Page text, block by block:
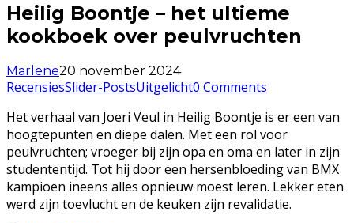
Heilig Boontje – het ultieme
kookboek over peulvruchten
Marlene20 november 2024
RecensiesSlider-PostsUitgelicht0 Comments
Het verhaal van Joeri Veul in Heilig Boontje is er een van
hoogtepunten en diepe dalen. Met een rol voor
peulvruchten; vroeger bij zijn opa en oma en later in zijn
studententijd. Tot hij door een hersenbloeding van BMX
kampioen ineens alles opnieuw moest leren. Lekker eten
werd zijn toevlucht en de keuken zijn revalidatie.